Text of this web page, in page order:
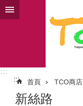
跳到主要內容區塊
:::
:::
首頁 TCO商店
新絲路